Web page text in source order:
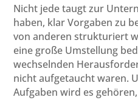
Nicht jede taugt zur
haben, klar Vorgaben zu
von anderen strukturiert
eine große Umstellung
wechselnden
nicht aufgetaucht waren.
Aufgaben wird es